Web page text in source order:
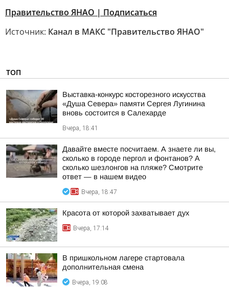
Правительство ЯНАО | Подписаться
Источник: Канал в МАКС "Правительство ЯНАО"
ТОП
Выставка-конкурс косторезного искусства
«Душа Севера» памяти Сергея Лугинина
вновь состоится в Салехарде
Вчера, 18:41
Давайте вместе посчитаем. А знаете ли вы,
сколько в городе пергол и фонтанов? А
сколько шезлонгов на пляже? Смотрите
ответ — в нашем видео
Вчера, 18:47
Красота от которой захватывает дух
Вчера, 17:14
В пришкольном лагере стартовала
дополнительная смена
Вчера, 19:08